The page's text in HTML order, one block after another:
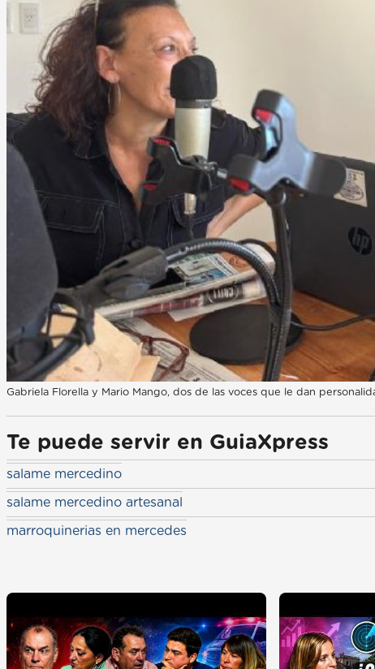
Gabriela Florella y Mario Mango, dos de las voces que le dan
Te puede servir en GuiaXpress
salame mercedino
salame mercedino artesanal
marroquinerias en mercedes